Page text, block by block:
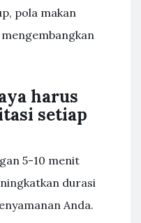
pola makan
harus
setiap
5-10 menit
durasi
Anda.